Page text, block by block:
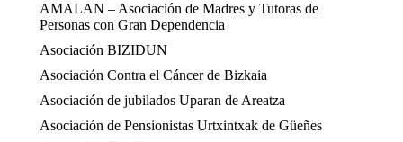
AMALAN – Asociación de Madres y Tutoras de
Personas con Gran Dependencia
Asociación BIZIDUN
Asociación Contra el Cáncer de Bizkaia
Asociación de jubilados Uparan de Areatza
Asociación de Pensionistas Urtxintxak de Güeñes